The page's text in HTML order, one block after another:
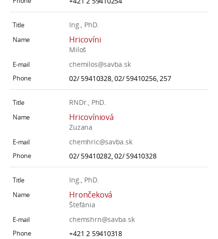
Ing., PhD.
Hricovíni
Miloš
chemilos@savba.sk
02/ 59410328, 02/ 59410256, 257
RNDr., PhD.
Hricovíniová
Zuzana
chemhric@savba.sk
02/ 59410282, 02/ 59410328
Ing., PhD.
Hrončeková
Štefánia
chemshrn@savba.sk
+421 2 59410318